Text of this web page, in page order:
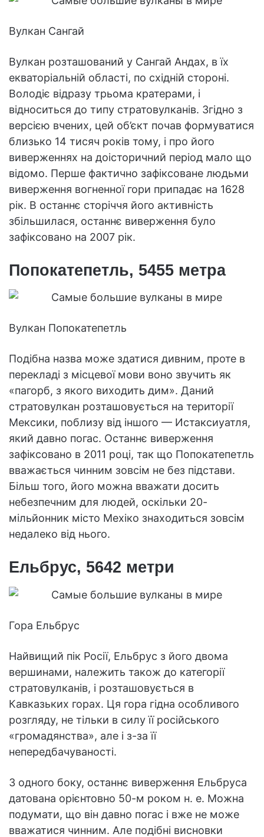
Вулкан Сангай
Вулкан розташований у Сангай Андах, в їх
екваторіальній області, по східній стороні.
Володіє відразу трьома кратерами, і
відноситься до типу стратовулканів. Згідно з
версією вчених, цей об’єкт почав формуватися
близько 14 тисяч років тому, і про його
виверженнях на доісторичний період мало що
відомо. Перше фактично зафіксоване людьми
виверження вогненної гори припадає на 1628
рік. В останнє сторіччя його активність
збільшилася, останнє виверження було
зафіксовано на 2007 рік.
Попокатепетль, 5455 метра
Вулкан Попокатепетль
Подібна назва може здатися дивним, проте в
перекладі з місцевої мови воно звучить як
«пагорб, з якого виходить дим». Даний
стратовулкан розташовується на території
Мексики, поблизу від іншого — Истаксиуатля,
який давно погас. Останнє виверження
зафіксовано в 2011 році, так що Попокатепетль
вважається чинним зовсім не без підстави.
Більш того, його можна вважати досить
небезпечним для людей, оскільки 20-
мільйонник місто Мехіко знаходиться зовсім
недалеко від нього.
Ельбрус, 5642 метри
Гора Ельбрус
Найвищий пік Росії, Ельбрус з його двома
вершинами, належить також до категорії
стратовулканів, і розташовується в
Кавказьких горах. Ця гора гідна особливого
розгляду, не тільки в силу її російського
«громадянства», але і з-за її
непередбачуваності.
З одного боку, останнє виверження Ельбруса
датована орієнтовно 50-м роком н. е. Можна
подумати, що він давно погас і вже не може
вважатися чинним. Але подібні висновки